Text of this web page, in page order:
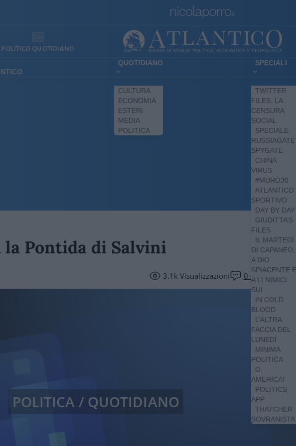
POLITICO QUOTIDIANO
QUOTIDIANO
CULTURA
ECONOMIA
ESTERI
MEDIA
POLITICA
SPECIALI
TWITTER
FILES: LA
CENSURA
SOCIAL
SPECIALE
SPYGATE
CHINA
VIRUS
#MURO30
ATLANTICO
SPORTIVO
DAY BY DAY
GIUDITTA’S
FILES
IL MARTEDÌ
DI CAPANEO,
A DIO
SPIACENTE E
A LI NIMICI
SUI
IN COLD
BLOOD
L’ALTRA
FACCIA DEL
LUNEDÌ
MINIMA
POLITICA
O,
AMERICA!
POLITICS
APP
THATCHER
SOVRANISTA
la Pontida di Salvini
3.1k Visualizzazioni 0 commenti
POLITICA / QUOTIDIANO